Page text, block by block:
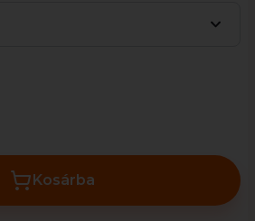
Kosárba